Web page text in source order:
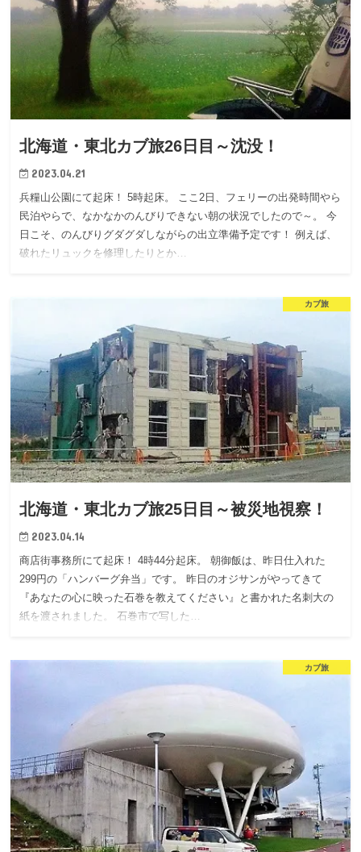
北海道・東北カブ旅26日目～沈没！
2023.04.21
兵糧山公園にて起床！ 5時起床。 ここ2日、フェリーの出発時間やら
民泊やらで、なかなかのんびりできない朝の状況でしたので～。 今
日こそ、のんびりグダグダしながらの出立準備予定です！ 例えば、
破れたリュックを修理したりとか…
カブ旅
北海道・東北カブ旅25日目～被災地視察！
2023.04.14
商店街事務所にて起床！ 4時44分起床。 朝御飯は、昨日仕入れた
299円の「ハンバーグ弁当」です。 昨日のオジサンがやってきて
『あなたの心に映った石巻を教えてください』と書かれた名刺大の
紙を渡されました。 石巻市で写した…
カブ旅